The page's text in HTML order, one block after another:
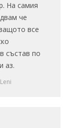
На самия
че
все
състав по
и аз.
Leni